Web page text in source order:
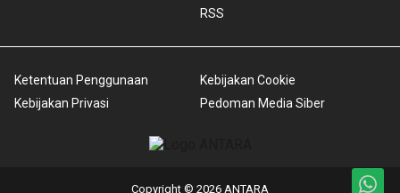
RSS
Ketentuan Penggunaan
Kebijakan Privasi
Kebijakan Cookie
Pedoman Media Siber
Copyright © 2026 ANTARA